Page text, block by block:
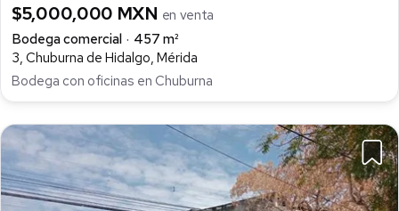
$5,000,000 MXN en venta
Bodega comercial
457 m²
3, Chuburna de Hidalgo, Mérida
Bodega con oficinas en Chuburna